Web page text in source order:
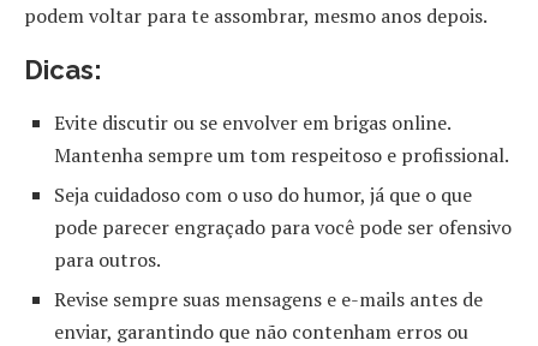
podem voltar para te assombrar, mesmo anos depois.
Dicas:
Evite discutir ou se envolver em brigas online.
Mantenha sempre um tom respeitoso e profissional.
Seja cuidadoso com o uso do humor, já que o que
pode parecer engraçado para você pode ser ofensivo
para outros.
Revise sempre suas mensagens e e-mails antes de
enviar, garantindo que não contenham erros ou